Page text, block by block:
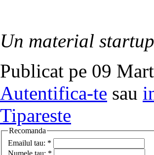
Un material
Publicat pe 09
Autentifica-te sau
Tipareste
Recomanda
Emailul tau: *
Numele tau: *